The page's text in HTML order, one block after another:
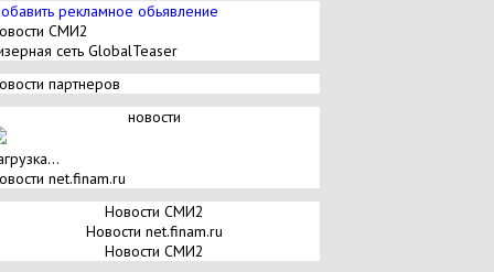
рекламное обьявление
СМИ2
сеть GlobalTeaser
партнеров
новости
net.finam.ru
Новости СМИ2
Новости net.finam.ru
Новости СМИ2